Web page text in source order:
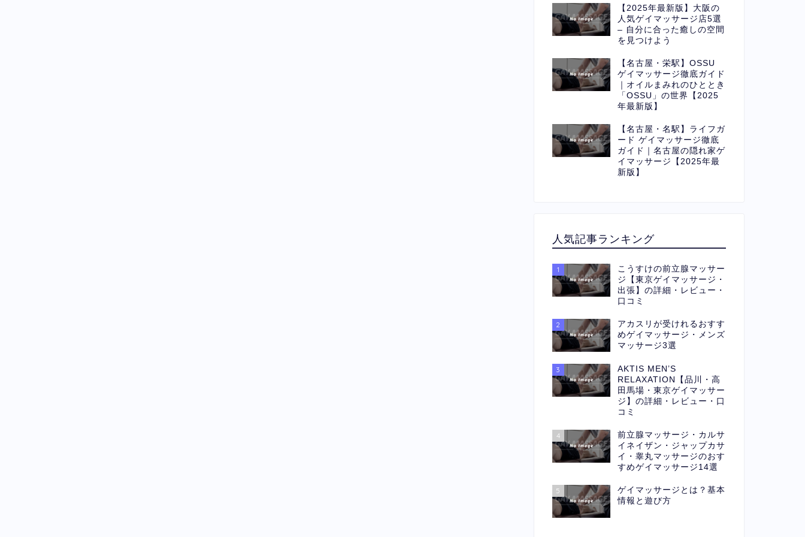
【2025年最新版】大阪の
人気ゲイマッサージ店5選
– 自分に合った癒しの空間
を見つけよう
【名古屋・栄駅】OSSU
ゲイマッサージ徹底ガイド
｜オイルまみれのひととき
「OSSU」の世界【2025
年最新版】
【名古屋・名駅】ライフガ
ード ゲイマッサージ徹底
ガイド｜名古屋の隠れ家ゲ
イマッサージ【2025年最
新版】
人気記事ランキング
1
こうすけの前立腺マッサー
ジ【東京ゲイマッサージ・
出張】の詳細・レビュー・
口コミ
2
アカスリが受けれるおすす
めゲイマッサージ・メンズ
マッサージ3選
3
AKTIS MEN’S
RELAXATION【品川・高
田馬場・東京ゲイマッサー
ジ】の詳細・レビュー・口
コミ
4
前立腺マッサージ・カルサ
イネイザン・ジャップカサ
イ・睾丸マッサージのおす
すめゲイマッサージ14選
5
ゲイマッサージとは？基本
情報と遊び方